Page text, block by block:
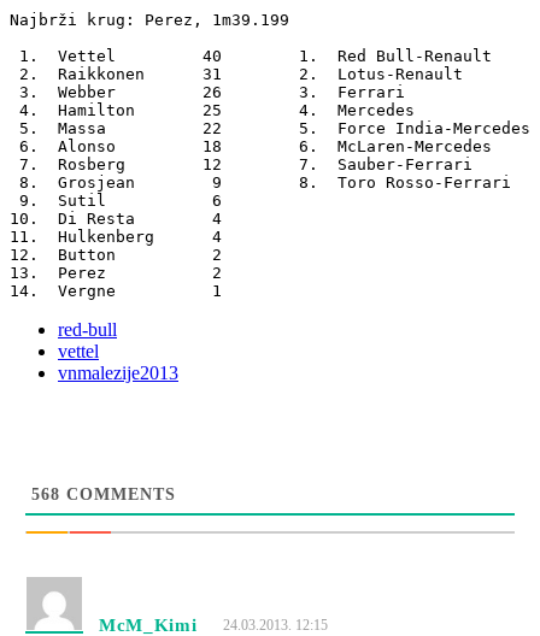
Najbrži krug: Perez, 1m39.199
1.  Vettel         40        1.  Red Bull-Renault
2.  Raikkonen      31        2.  Lotus-Renault
3.  Webber         26        3.  Ferrari
4.  Hamilton       25        4.  Mercedes
5.  Massa          22        5.  Force India-
6.  Alonso         18        6.  McLaren-Mercedes
7.  Rosberg        12        7.  Sauber-Ferrari
8.  Grosjean        9        8.  Toro Rosso-Ferrari
9.  Sutil           6
10.  Di Resta        4
11.  Hulkenberg      4
12.  Button          2
13.  Perez           2
red-bull
vettel
vnmalezije2013
568 COMMENTS
McM_Kimi 24.03.2013. 12:15